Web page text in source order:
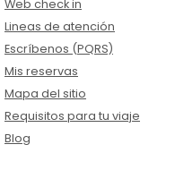
Web check in
Lineas de atención
Escríbenos (PQRS)
Mis reservas
Mapa del sitio
Requisitos para tu viaje
Blog